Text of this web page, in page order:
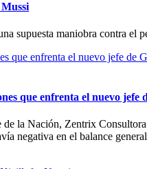
supuesta maniobra contra el
que enfrenta el nuevo jefe
la Nación, Zentrix
negativa en el balance